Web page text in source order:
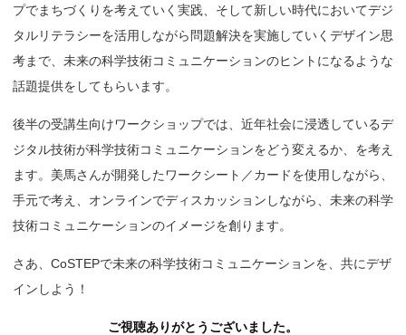
プでまちづくりを考えていく実践、そして新しい時代においてデジ
タルリテラシーを活用しながら問題解決を実施していくデザイン思
考まで、未来の科学技術コミュニケーションのヒントになるような
話題提供をしてもらいます。
後半の受講生向けワークショップでは、近年社会に浸透しているデ
ジタル技術が科学技術コミュニケーションをどう変えるか、を考え
ます。美馬さんが開発したワークシート／カードを使用しながら、
手元で考え、オンラインでディスカッションしながら、未来の科学
技術コミュニケーションのイメージを創ります。
さあ、CoSTEPで未来の科学技術コミュニケーションを、共にデザ
インしよう！
ご視聴ありがとうございました。